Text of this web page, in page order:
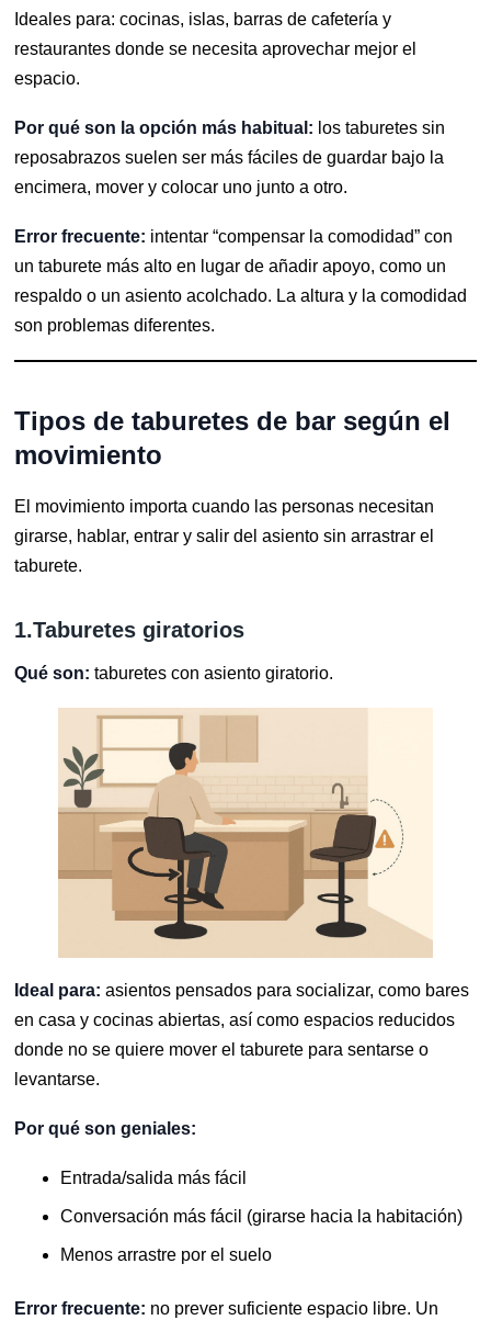
Ideales para: cocinas, islas, barras de cafetería y
restaurantes donde se necesita aprovechar mejor el
espacio.
Por qué son la opción más habitual: los taburetes sin
reposabrazos suelen ser más fáciles de guardar bajo la
encimera, mover y colocar uno junto a otro.
Error frecuente: intentar “compensar la comodidad” con
un taburete más alto en lugar de añadir apoyo, como un
respaldo o un asiento acolchado. La altura y la comodidad
son problemas diferentes.
Tipos de taburetes de bar según el
movimiento
El movimiento importa cuando las personas necesitan
girarse, hablar, entrar y salir del asiento sin arrastrar el
taburete.
1.Taburetes giratorios
Qué son: taburetes con asiento giratorio.
Ideal para: asientos pensados para socializar, como bares
en casa y cocinas abiertas, así como espacios reducidos
donde no se quiere mover el taburete para sentarse o
levantarse.
Por qué son geniales:
Entrada/salida más fácil
Conversación más fácil (girarse hacia la habitación)
Menos arrastre por el suelo
Error frecuente: no prever suficiente espacio libre. Un